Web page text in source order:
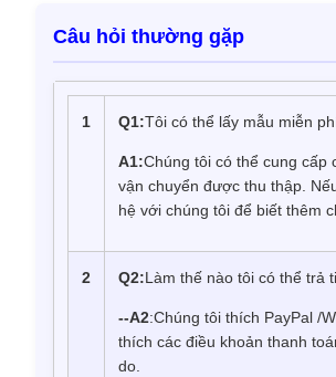
Câu hỏi thường gặp
1 Q1:Tôi có thể lấy mẫu miễn
A1:Chúng tôi có thể cung cấp
vận chuyển được thu thập.
hệ với chúng tôi để biết thêm
2 Q2:Làm thế nào tôi có thể trả
--A2:Chúng tôi thích PayPal /
thích các điều khoản thanh
do.